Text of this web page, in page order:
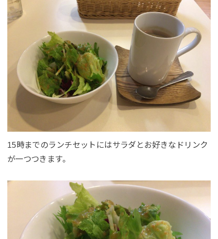
15時までのランチセットにはサラダとお好きなドリンク
が一つつきます。